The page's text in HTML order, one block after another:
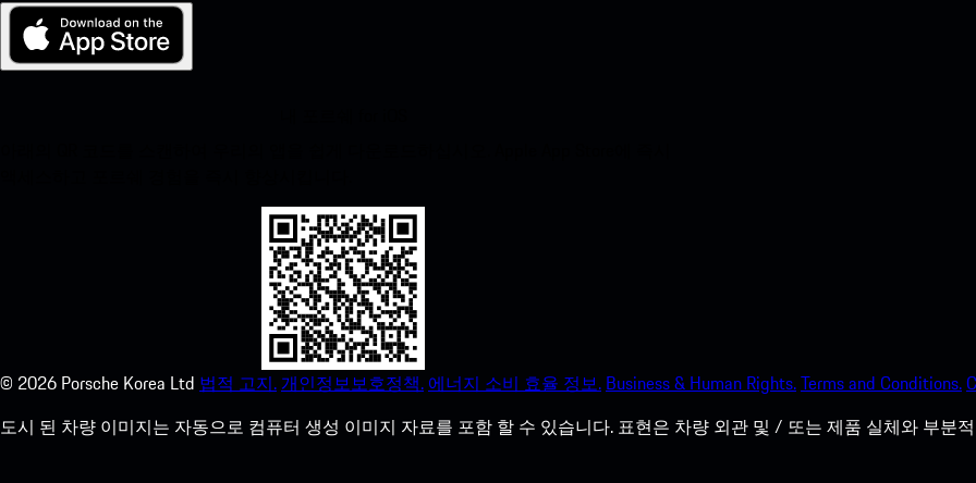
© 2026 Porsche Korea Ltd 법적 고지. 개인정보보호정책. 에너지 소비 효율 정보. Business & Human Rights.Terms and Conditions.
도시 된 차량 이미지는 자동으로 컴퓨터 생성 이미지 자료를 포함 할 수 있습니다. 표현은 차량 외관 및 / 또는 제품 실체와 부분